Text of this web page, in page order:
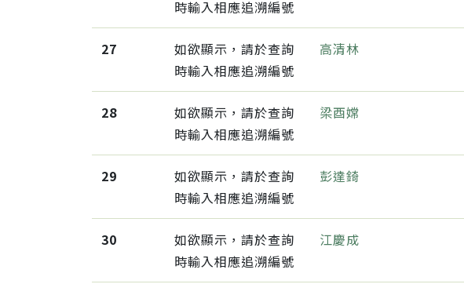
時輸入相應追溯編號
27
如欲顯示，請於查詢
時輸入相應追溯編號
高清林
28
如欲顯示，請於查詢
時輸入相應追溯編號
梁酉嫦
29
如欲顯示，請於查詢
時輸入相應追溯編號
彭達錡
30
如欲顯示，請於查詢
時輸入相應追溯編號
江慶成